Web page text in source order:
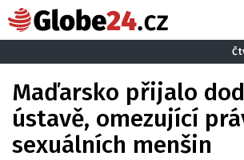
Maďarsko přijalo
ústavě, omezující
sexuálních menšin